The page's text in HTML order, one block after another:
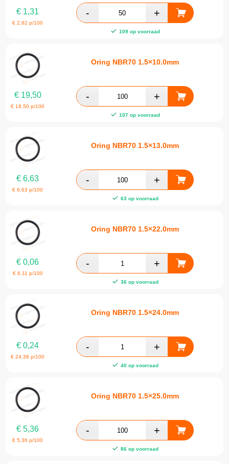
€ 1,31
€2,62 p/100
109 op voorraad
Oring NBR70 1.5×10.0mm
€19,50
€ 19,50 p/100
107 op voorraad
Oring NBR70 1.5×13.0mm
€ 6,63
€6,63 p/100
63 op voorraad
Oring NBR70 1.5×22.0mm
€ 0,06
€ 6,11 p/100
36 op voorraad
Oring NBR70 1.5×24.0mm
€ 0,24
€24,38 p/100
40 op voorraad
Oring NBR70 1.5×25.0mm
€ 5,36
€5,36 p/100
86 op voorraad